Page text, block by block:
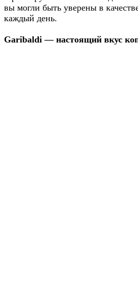
вы могли быть уверены в
каждый день.
Garibaldi — настоящий вкус